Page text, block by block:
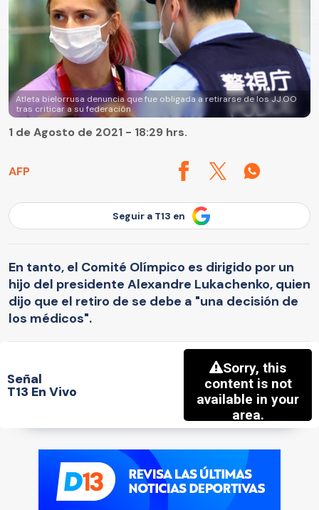
Atleta bielorrusa denuncia que fue obligada a retirarse de los JJ.OO
tras criticar a su federación
AFP
1 de Agosto de 2021 - 18:29 hrs.
Seguir a T13 en
En tanto, el Comité Olímpico es dirigido por un
hijo del presidente Alexandre Lukachenko, quien
dijo que el retiro de se debe a "una decisión de
los médicos".
Señal
T13 En Vivo